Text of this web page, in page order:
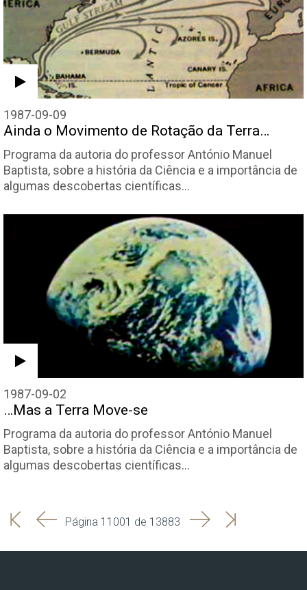
1987-09-09
Ainda o Movimento de Rotação da Terra…
Programa da autoria do professor António Manuel
Baptista, sobre a história da Ciência e a importância de
algumas descobertas científicas…
1987-09-02
…Mas a Terra Move-se
Programa da autoria do professor António Manuel
Baptista, sobre a história da Ciência e a importância de
algumas descobertas científicas…
'
'
Página 11001 de 13883 SeguinteÚltima